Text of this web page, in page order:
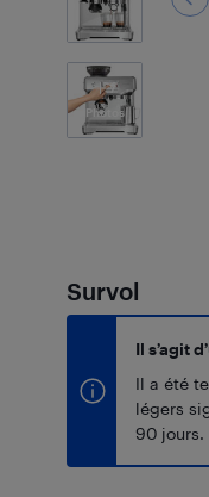
7
Photos
Survol
Il s’agit
Il a été
légers
90 jours.